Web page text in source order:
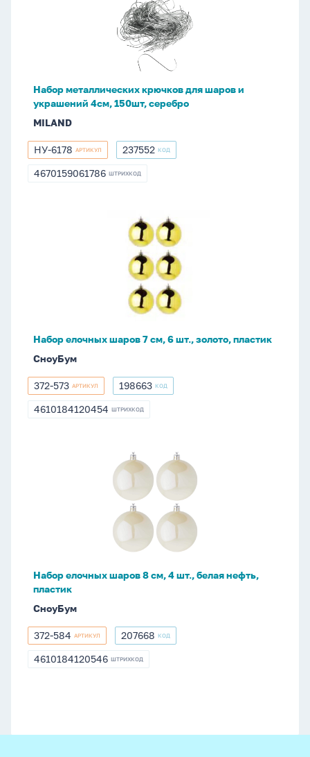
150шт,
серебро
Набор металлических крючков для шаров и
украшений 4см, 150шт, серебро
MILAND
НУ-6178
НУ-6178 АРТИКУЛ 237552
237552 КОД
4670159061786
4670159061786 ШТРИХКОД
пластик
Набор елочных шаров 7 см, 6 шт., золото, пластик
СноуБум
372-
573
372-573 АРТИКУЛ 198663
198663 КОД
4610184120454
4610184120454 ШТРИХКОД
нефть,
пластик
Набор елочных шаров 8 см, 4 шт., белая нефть,
пластик
СноуБум
372-
584
372-584 АРТИКУЛ 207668
207668 КОД
4610184120546
4610184120546 ШТРИХКОД